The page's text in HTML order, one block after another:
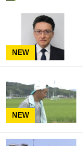
NEW
NEW